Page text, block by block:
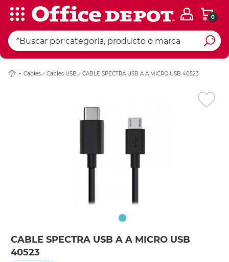
0
Cables Cables USB CABLE SPECTRA USB A A MICRO USB 40523
CABLE SPECTRA USB A A MICRO USB
40523
Ingresar Codigo